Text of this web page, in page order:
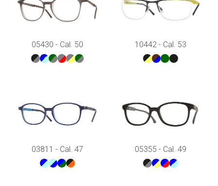
05430 - Cal. 50 10442 - Cal. 53
03811 - Cal. 47 05355 - Cal. 49